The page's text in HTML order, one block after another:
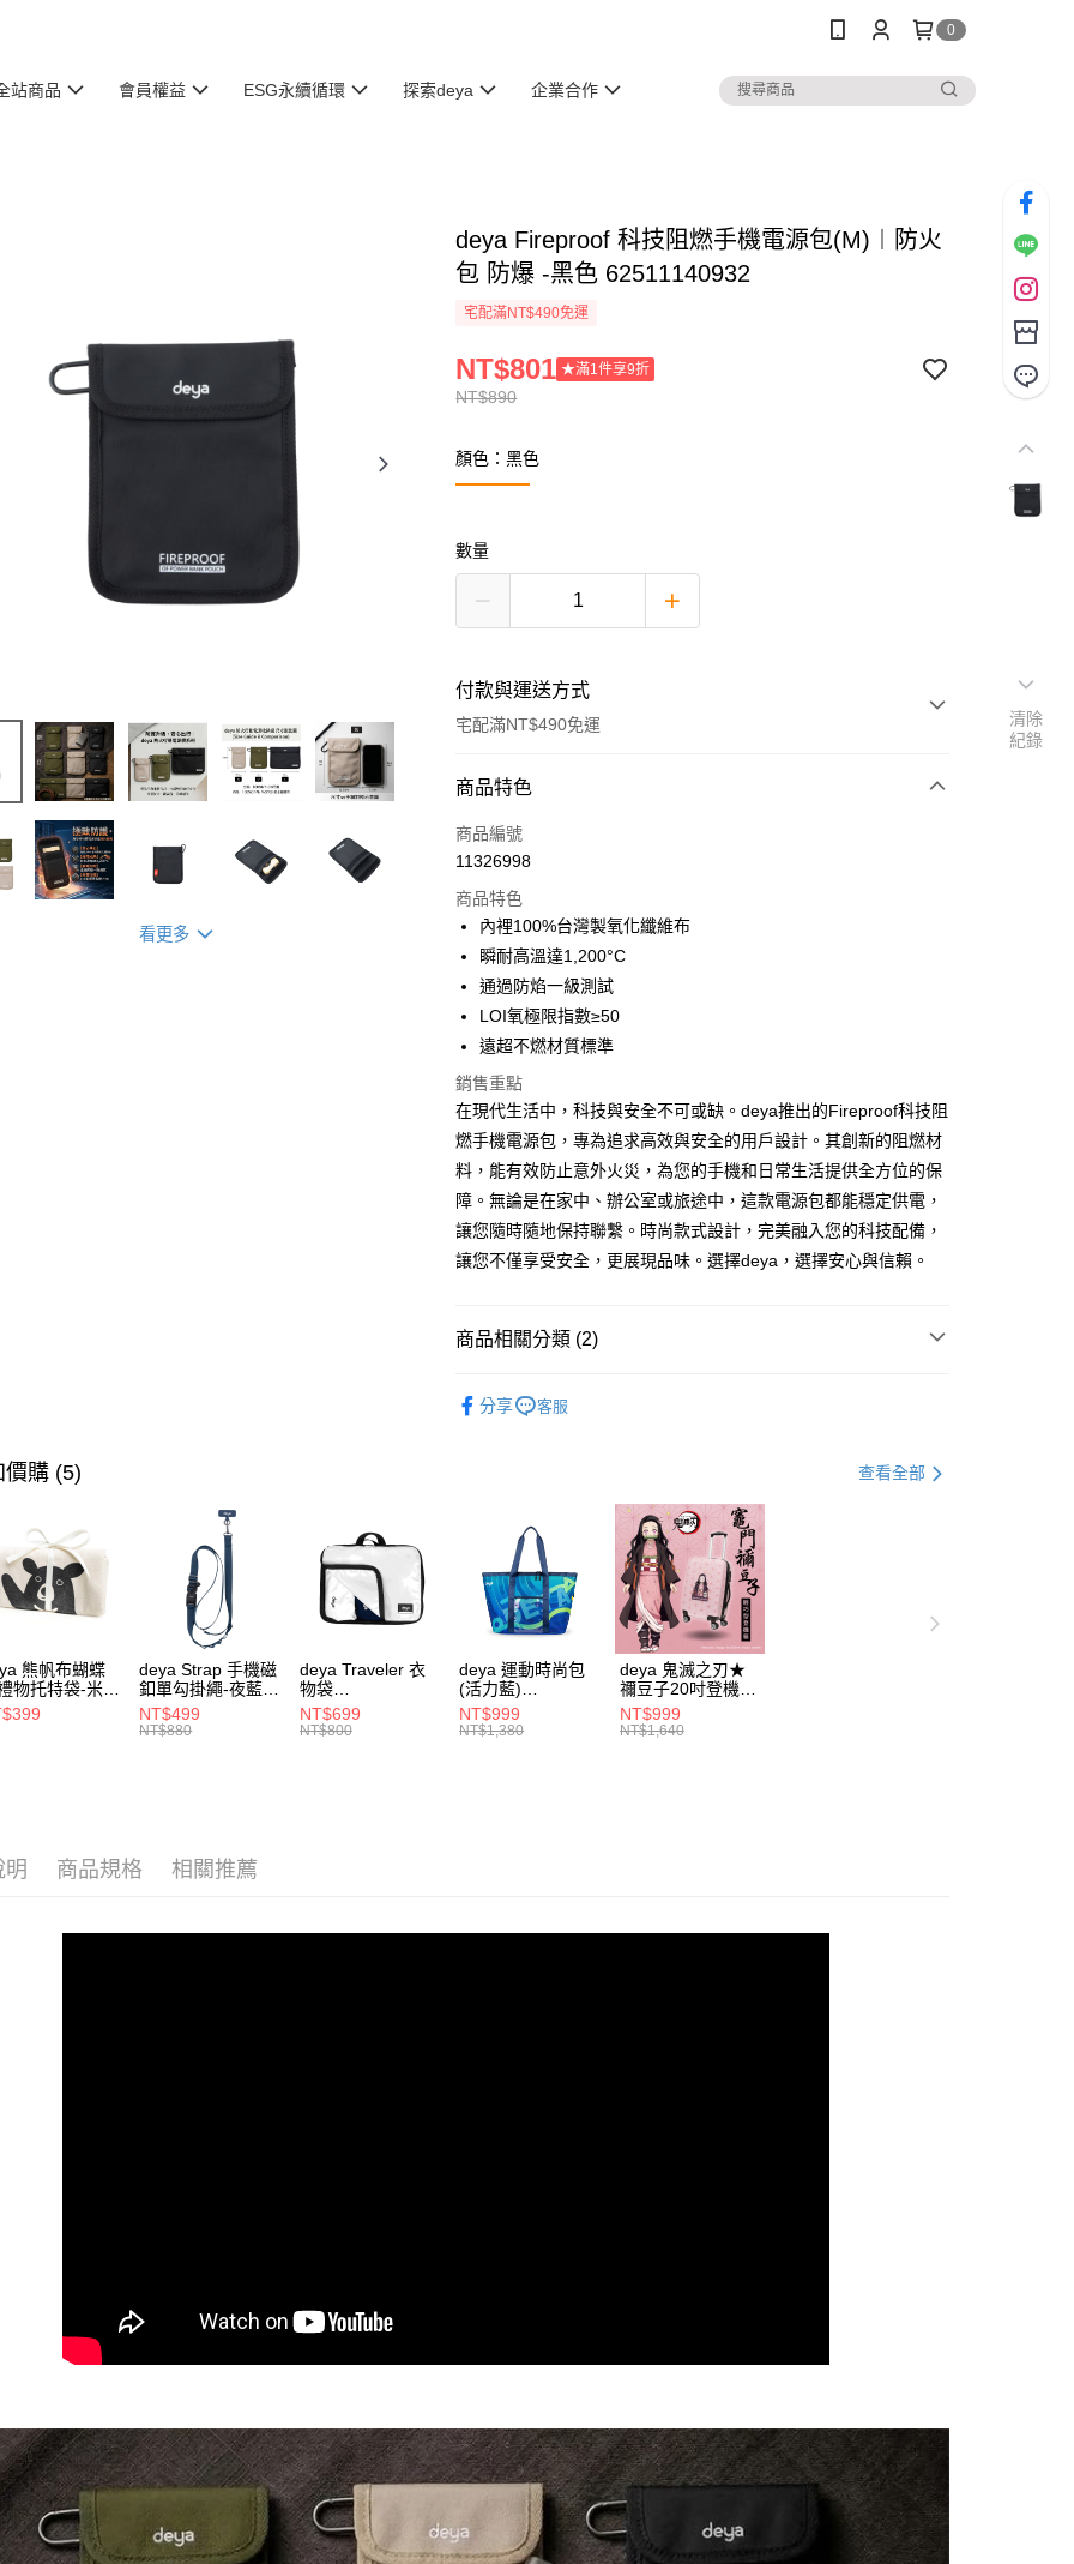
0
站商品 會員權益 ESG永續循環 探索deya 企業合作
看更多
deya Fireproof 科技阻燃手機電源包(M)︱防火
包 防爆 -黑色 62511140932
宅配滿NT$490免運
NT$890
NT$801 ★滿1件享9折
顏色：黑色
數量
付款與運送方式
宅配滿NT$490免運
付款方式
信用卡一次付款
3 期 0 利率 每期 NT$296
合作金庫商業銀行
華南商業銀行
國泰世華商業銀行
臺灣中小企業銀行
匯豐（台灣）商業銀行
聯邦商業銀行
遠東國際商業銀行
玉山商業銀行
星展（台灣）商業銀行
台新國際商業銀行
中國信託商業銀行
台灣樂天信用卡公司
超商取貨付款
Apple Pay
街口支付
悠遊付
全盈+PAY
AFTEE先享後付
相關說明
１．簡單：不需註冊會員、不需綁卡、不需儲值。
３．收到繳費通知簡訊後14天內，點擊此簡訊中的連結，可透過四大超商
／ATM／網路銀行／等多元方式進行付款，方視為交易完成。
※ 請注意：結帳手續完成當下不需立刻繳費，但若您需要取消訂單，請聯
絡購買商品的店家。未經商家同意取消之訂單仍視為有效，需透過AFTEE
先享後付繳納相關費用。
※ 交易是否成功請以「AFTEE先享後付 」之結帳頁面顯示為準，若有關於
是否繳費成功／繳費後需取消欲退款等相關疑問，請聯繫「AFTEE先享後
付客戶支援中心」https://netprotections.freshdesk.com/support/home
【注意事項】
１．透過由恩沛科技股份有限公司提供之「AFTEE先享後付」服務完成之
【全家】取貨付款
每筆NT$90，滿NT$990(含以上)免運費
【宅配】
每筆NT$90，滿NT$490(含以上)免運費
每筆NT$150，滿NT$990(含以上)免運費
商品特色
商品編號
11326998
商品特色
內裡100%台灣製氧化纖維布
瞬耐高溫達1,200°C
通過防焰一級測試
LOI氧極限指數≥50
遠超不燃材質標準
銷售重點
在現代生活中，科技與安全不可或缺。deya推出的Fireproof科技阻
燃手機電源包，專為追求高效與安全的用戶設計。其創新的阻燃材
料，能有效防止意外火災，為您的手機和日常生活提供全方位的保
障。無論是在家中、辦公室或旅途中，這款電源包都能穩定供電，
讓您隨時隨地保持聯繫。時尚款式設計，完美融入您的科技配備，
讓您不僅享受安全，更展現品味。選擇deya，選擇安心與信賴。
商品相關分類 (2)
分享 客服
價購 (5) 查看全部
熊帆布蝴蝶
物托特袋-米色
deya Strap 手機磁
釦單勾掛繩-夜藍色
62611105501
NT$499
NT$880
deya Traveler 衣
物袋
62406090901
NT$699
NT$800
deya 運動時尚包
(活力藍)
-62507085531
NT$999
NT$1,380
deya 鬼滅之刃★
禰豆子20吋登機箱
21300915
NT$999
NT$1,640
明 商品規格 相關推薦
清除
紀錄